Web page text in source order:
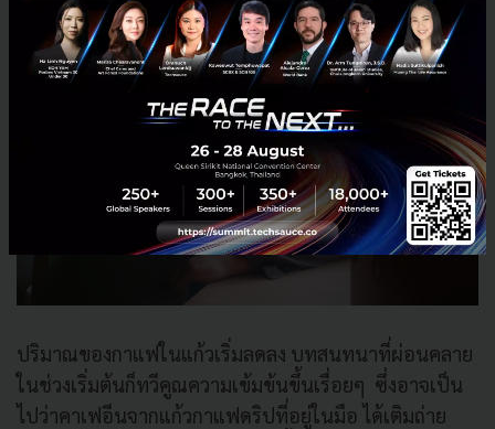
ปริมาณของกาแฟในแก้วเริ่มลดลง บทสนทนาที่ผ่อนคลาย
ในช่วงเริ่มต้นก็ทวีคูณความเข้มข้นขึ้นเรื่อยๆ ซึ่งอาจเป็น
ไปว่าคาเฟอีนจากแก้วกาแฟดริปที่อยู่ในมือ ได้เติมถ่าย